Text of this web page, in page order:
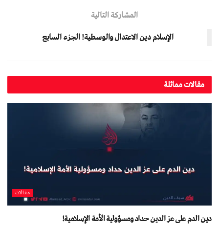
المشاركة التالية
الإسلام دين الاعتدال والوسطية! الجزء السابع
مقالات مماثلة
مقالات
دین الدم على عز الدين حداد ومسؤولية الأمة الإسلامية!